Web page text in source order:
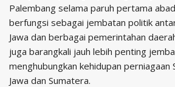
Palembang selama paruh pertama
berfungsi sebagai jembatan politik
Jawa dan berbagai pemerintahan
juga barangkali jauh lebih penting
menghubungkan kehidupan perniagaan
Jawa dan Sumatera.